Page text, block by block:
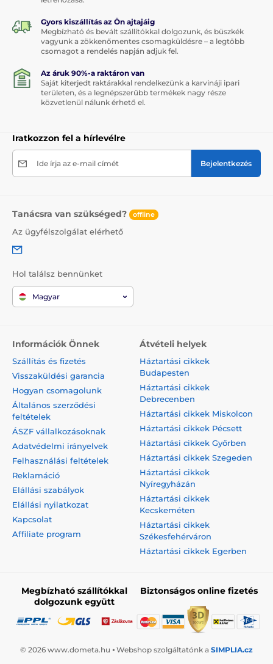
Gyors kiszállítás az Ön ajtajáig
Megbízható és bevált szállítókkal dolgozunk, és büszkék
vagyunk a zökkenőmentes csomagküldésre – a legtöbb
csomagot a rendelés napján adjuk fel.
Az áruk 90%-a raktáron van
Saját kiterjedt raktárakkal rendelkezünk a karvináji ipari
területen, és a legnépszerűbb termékek nagy része
közvetlenül nálunk érhető el.
Iratkozzon fel a hírlevélre
Ide írja az e-mail címét Bejelentkezés
Tanácsra van szükséged? offline
Az ügyfélszolgálat elérhető
Hol találsz bennünket
Magyar
Információk Önnek
Szállítás és fizetés
Visszaküldési garancia
Hogyan csomagolunk
Általános szerződési
feltételek
ÁSZF vállalkozásoknak
Adatvédelmi irányelvek
Felhasználási feltételek
Reklamáció
Elállási szabályok
Elállási nyilatkozat
Kapcsolat
Affiliate program
Átvételi helyek
Háztartási cikkek
Budapesten
Háztartási cikkek
Debrecenben
Háztartási cikkek Miskolcon
Háztartási cikkek Pécsett
Háztartási cikkek Győrben
Háztartási cikkek Szegeden
Háztartási cikkek
Nyíregyházán
Háztartási cikkek
Kecskeméten
Háztartási cikkek
Székesfehérváron
Háztartási cikkek Egerben
Megbízható szállítókkal
dolgozunk együtt
Biztonságos online fizetés
© 2026 www.dometa.hu ⦁ Webshop szolgáltatónk a SIMPLIA.cz